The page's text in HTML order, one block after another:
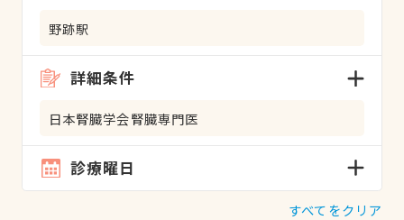
野跡駅
詳細条件
日本腎臓学会腎臓専門医
診療曜日
すべてをクリア